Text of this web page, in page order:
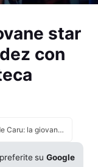
star
con
Matilde Caru: la giovane star che conquista Fedez con baci in discoteca
suGoogle